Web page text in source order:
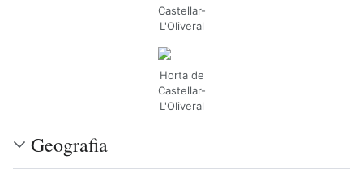
Castellar-
L'Oliveral
Horta de
Castellar-
L'Oliveral
Geografia